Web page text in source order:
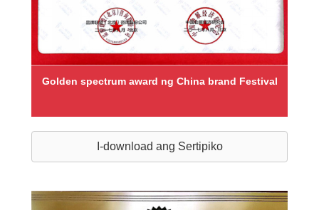
Golden spectrum award ng China brand Festival
I-download ang Sertipiko